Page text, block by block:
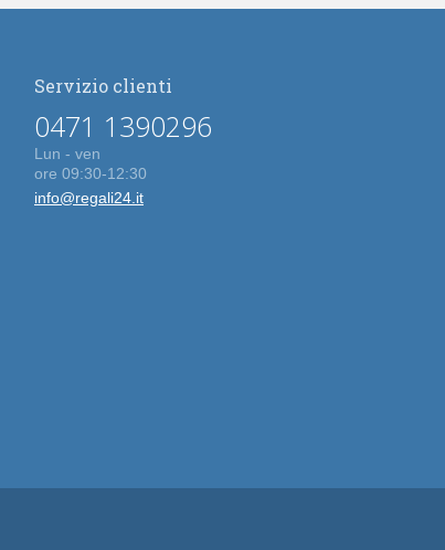
Servizio clienti
0471 1390296
Lun - ven
ore 09:30-12:30
info@regali24.it